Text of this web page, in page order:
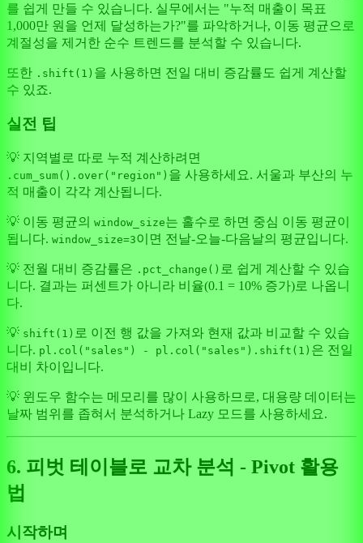
를 쉽게 만들 수 있습니다. 실무에서는 "누적 매출이 목표
1,000만 원을 언제 달성하는가?"를 파악하거나, 이동 평균으로
계절성을 제거한 순수 트렌드를 분석할 수 있습니다.
또한 .shift(1) 을 사용하면 전일 대비 증감률도 쉽게 계산할
수 있죠.
실전 팁
💡 지역별로 따로 누적 계산하려면
.cum_sum().over("region") 을 사용하세요. 서울과 부산의 누
적 매출이 각각 계산됩니다.
💡 이동 평균의 window_size는 홀수로 하면 중심 이동 평균이
됩니다. window_size=3이면 전날-오늘-다음날의 평균입니다.
💡 전월 대비 증감률은 .pct_change() 로 쉽게 계산할 수 있습
니다. 결과는 퍼센트가 아니라 비율(0.1 = 10% 증가)로 나옵니
다.
💡 shift(1) 로 이전 행 값을 가져와 현재 값과 비교할 수 있습
니다. pl.col("sales") - pl.col("sales").shift(1) 은 전일
대비 차이입니다.
💡 윈도우 함수는 메모리를 많이 사용하므로, 대용량 데이터는
날짜 범위를 좁혀서 분석하거나 Lazy 모드를 사용하세요.
6. 피벗 테이블로 교차 분석 - Pivot 활용
법
시작하며